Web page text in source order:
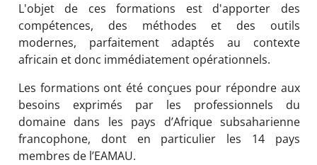
L'objet de ces formations est d'apporter des
compétences, des méthodes et des outils
modernes, parfaitement adaptés au contexte
africain et donc immédiatement opérationnels.
Les formations ont été conçues pour répondre aux
besoins exprimés par les professionnels du
domaine dans les pays d’Afrique subsaharienne
francophone, dont en particulier les 14 pays
membres de l’EAMAU.